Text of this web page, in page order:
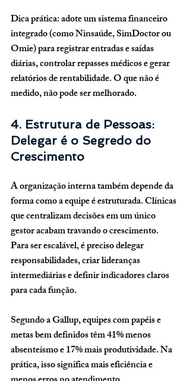
Dica prática: adote um sistema financeiro
integrado (como Ninsaúde, SimDoctor ou
Omie) para registrar entradas e saídas
diárias, controlar repasses médicos e gerar
relatórios de rentabilidade. O que não é
medido, não pode ser melhorado.
4. Estrutura de Pessoas:
Delegar é o Segredo do
Crescimento
A organização interna também depende da
forma como a equipe é estruturada. Clínicas
que centralizam decisões em um único
gestor acabam travando o crescimento.
Para ser escalável, é preciso delegar
responsabilidades, criar lideranças
intermediárias e definir indicadores claros
para cada função.
Segundo a Gallup, equipes com papéis e
metas bem definidos têm 41% menos
absenteísmo e 17% mais produtividade. Na
prática, isso significa mais eficiência e